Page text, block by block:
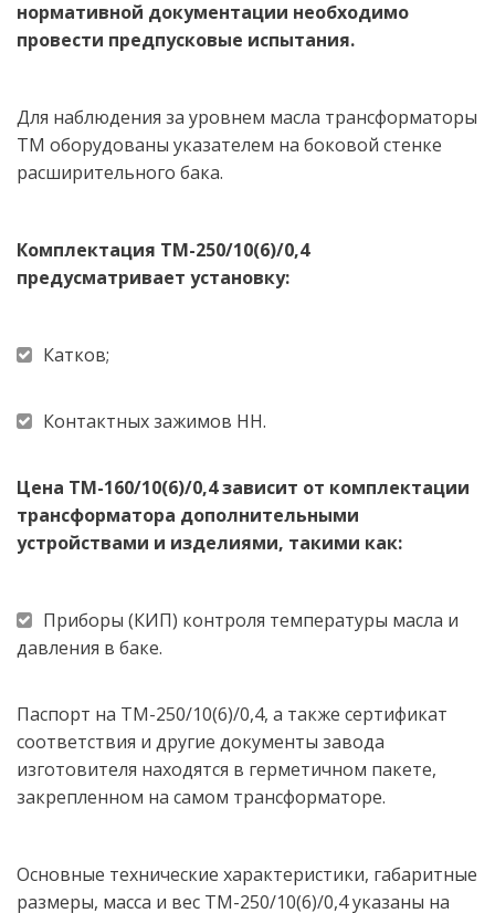
нормативной документации необходимо
провести предпусковые испытания.
Для наблюдения за уровнем масла трансформаторы
ТМ оборудованы указателем на боковой стенке
расширительного бака.
Комплектация ТМ-250/10(6)/0,4
предусматривает установку:
Катков;
Контактных зажимов НН.
Цена ТМ-160/10(6)/0,4 зависит от комплектации
трансформатора дополнительными
устройствами и изделиями, такими как:
Приборы (КИП) контроля температуры масла и
давления в баке.
Паспорт на ТМ-250/10(6)/0,4, а также сертификат
соответствия и другие документы завода
изготовителя находятся в герметичном пакете,
закрепленном на самом трансформаторе.
Основные технические характеристики, габаритные
размеры, масса и вес ТМ-250/10(6)/0,4 указаны на